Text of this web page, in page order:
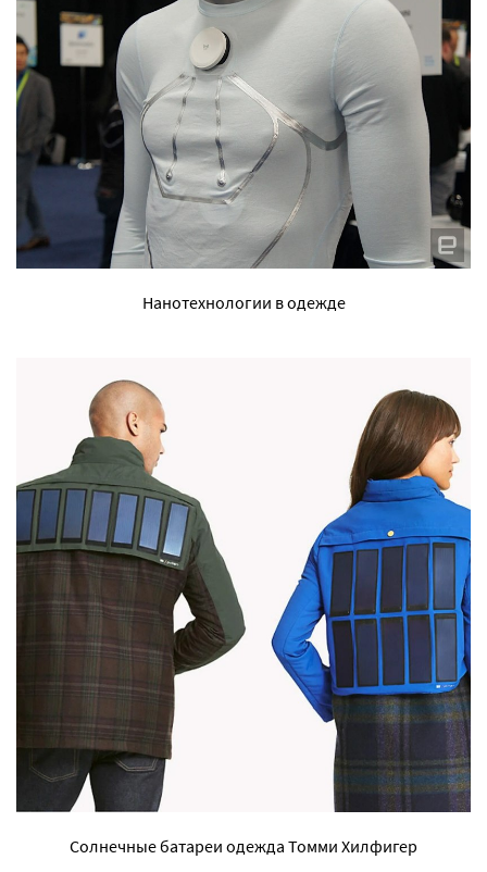
Нанотехнологии в одежде
Солнечные батареи одежда Томми Хилфигер